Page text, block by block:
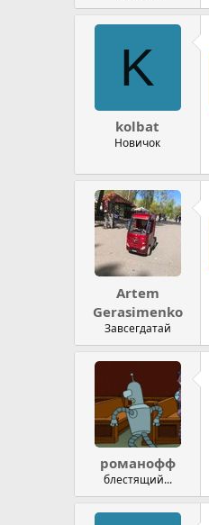
K
kolbat
Новичок
Artem
Gerasimenko
Завсегдатай
романофф
блестящий...